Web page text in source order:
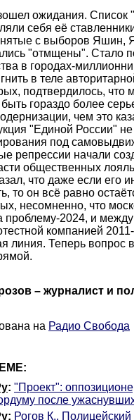
ожидания. Список
себя её
с выборов Яшин,
"отмщены". Стало
в городах-
в теле
подтвердилось, что
быть гораздо более
чем это
"Единой России"
под
репрессии начали
общественных
что даже если его
то он всё равно
несомненно, что
проблему-2024, и
компанией
линия. Теперь вопрос
– журналист и
на Радио Свобода
: "Проект":
после
: Рогов К., Полицейский